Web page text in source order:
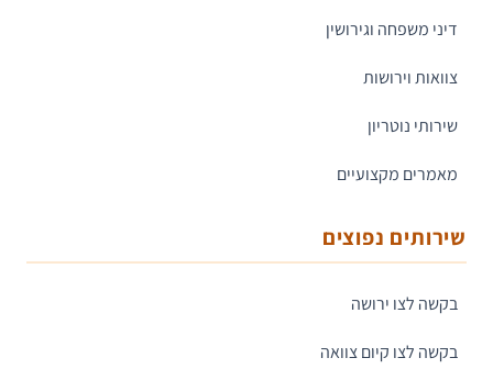
דיני משפחה וגירושין
צוואות וירושות
שירותי נוטריון
מאמרים מקצועיים
שירותים נפוצים
בקשה לצו ירושה
בקשה לצו קיום צוואה